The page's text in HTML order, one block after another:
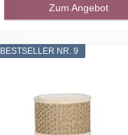
Zum Angebot
BESTSELLER NR. 9